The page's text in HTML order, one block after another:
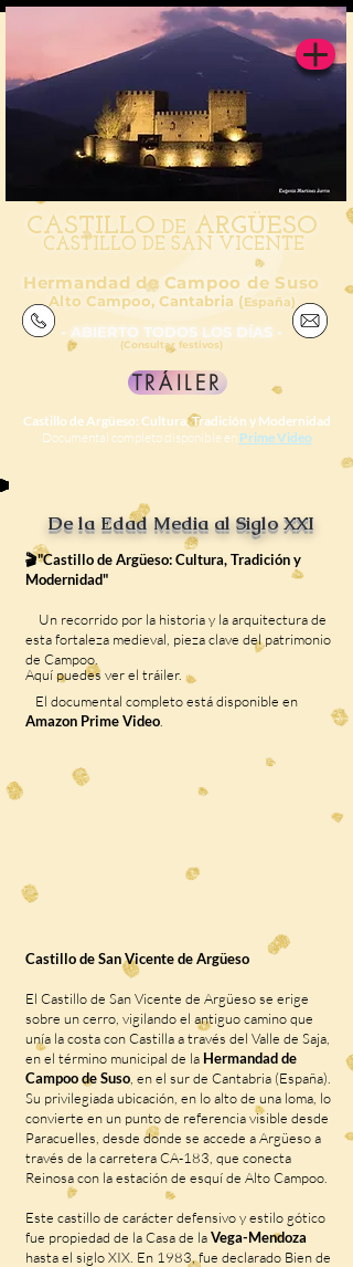
CASTILLO DE ARGÜESO
CASTILLO DE SAN VICENTE
Hermandad de Campoo de Suso
Alto Campoo, Cantabria (España)
- ABIERTO TODOS LOS DÍAS -
(Consultar festivos)
TRÁILER
Castillo de Argüeso: Cultura, Tradición y Modernidad
Documental completo disponible en Prime Video
De la Edad Media al Siglo XXI
🎬"Castillo de Argüeso: Cultura, Tradición y
Modernidad"
Un recorrido por la historia y la arquitectura de
esta fortaleza medieval, pieza clave del patrimonio
de Campoo.
Aquí puedes ver el tráiler.
El documental completo está disponible en
Amazon Prime Video
Castillo de San Vicente de Argüeso
El Castillo de San Vicente de Argüeso se erige
sobre un cerro, vigilando el antiguo camino que
unía la costa con Castilla a través del Valle de Saja,
en el término municipal de la Hermandad de
Campoo de Suso , en el sur de Cantabria (España).
Su privilegiada ubicación, en lo alto de una loma, lo
convierte en un punto de referencia visible desde
Paracuelles, desde donde se accede a Argüeso a
través de la carretera CA-183, que conecta
Reinosa con la estación de esquí de Alto Campoo.
Este castillo de carácter defensivo y estilo gótico
fue propiedad de la Casa de laVega-Mendoza
hasta el siglo XIX. En 1983, fue declarado Bien de